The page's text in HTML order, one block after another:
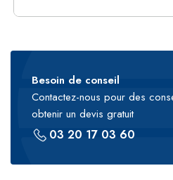
Besoin de conseil
Contactez-nous pour des
obtenir un devis gratuit
03 20 17 03 60